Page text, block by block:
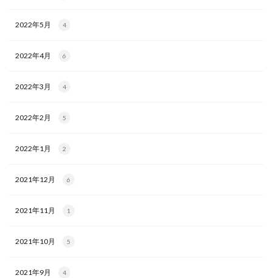
2022年5月 4
2022年4月 6
2022年3月 4
2022年2月 5
2022年1月 2
2021年12月 6
2021年11月 1
2021年10月 5
2021年9月 4